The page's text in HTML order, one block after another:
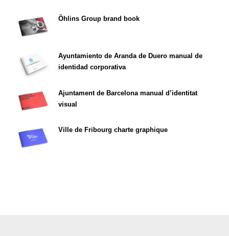
Öhlins Group brand book
Ayuntamiento de Aranda de Duero manual de
identidad corporativa
Ajuntament de Barcelona manual d’identitat
visual
Ville de Fribourg charte graphique